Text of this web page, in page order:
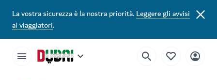
La vostra sicurezza è la nostra priorità.Leggere gli avvisi
ai viaggiatori.